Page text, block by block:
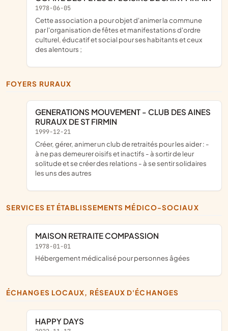
1978-06-05
cette association a pour objet d'animer la commune
par l'organisation de fêtes et manifestations d'ordre
culturel, éducatif et social pour ses habitants et ceux
des alentours ;
FOYERS RURAUX
GENERATIONS MOUVEMENT - CLUB DES AINES
RURAUX DE ST FIRMIN
1999-12-21
créer, gérer, animer un club de retraités pour les aider : -
à ne pas demeurer oisifs et inactifs - à sortir de leur
solitude et se créer des relations - à se sentir solidaires
les uns des autres
SERVICES ET ÉTABLISSEMENTS MÉDICO-SOCIAUX
MAISON RETRAITE COMPASSION
1978-01-01
Hébergement médicalisé pour personnes âgées
ÉCHANGES LOCAUX, RÉSEAUX D'ÉCHANGES
HAPPY DAYS